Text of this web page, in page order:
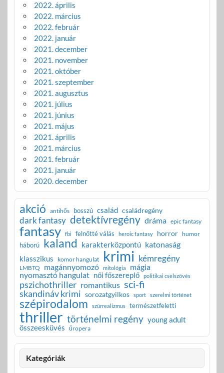
2022. április
2022. március
2022. február
2022. január
2021. december
2021. november
2021. október
2021. szeptember
2021. augusztus
2021. július
2021. június
2021. május
2021. április
2021. március
2021. február
2021. január
2020. december
akció antihős bosszú család családregény
dark fantasy detektívregény dráma epic fantasy
fantasy fbi felnőtté válás heroic fantasy horror humor
háború kaland karakterközpontú katonaság
klasszikus komor hangulat krimi kémregény
LMBTQ magánnyomozó mitológia mágia
nyomasztó hangulat női főszereplő politikai cselszövés
pszichothriller romantikus sci-fi
skandináv krimi sorozatgyilkos sport szerelmi történet
szépirodalom szürrealizmus természetfeletti
thriller történelmi regény young adult
összeesküvés űropera
Kategóriák